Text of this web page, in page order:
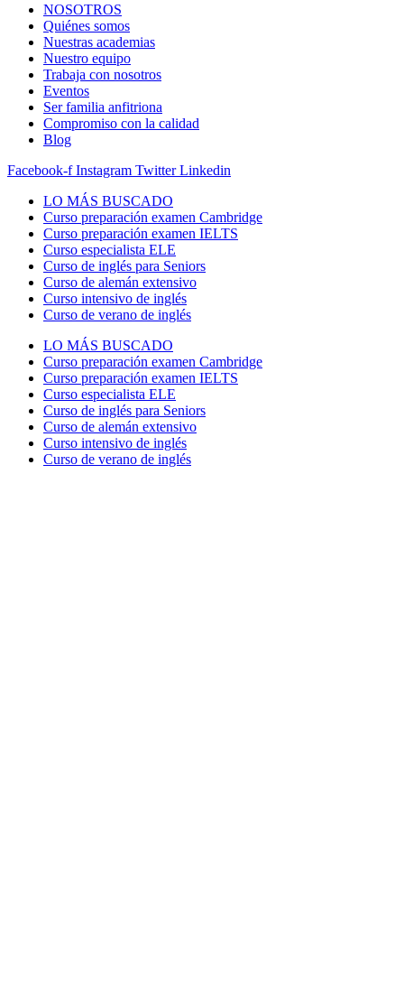
NOSOTROS
Quiénes somos
Nuestras academias
Nuestro equipo
Trabaja con nosotros
Eventos
Ser familia anfitriona
Compromiso con la calidad
Blog
Facebook-f Instagram Twitter Linkedin
LO MÁS BUSCADO
Curso preparación examen Cambridge
Curso preparación examen IELTS
Curso especialista ELE
Curso de inglés para Seniors
Curso de alemán extensivo
Curso intensivo de inglés
Curso de verano de inglés
LO MÁS BUSCADO
Curso preparación examen Cambridge
Curso preparación examen IELTS
Curso especialista ELE
Curso de inglés para Seniors
Curso de alemán extensivo
Curso intensivo de inglés
Curso de verano de inglés